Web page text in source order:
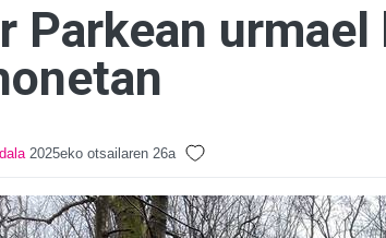
Parkean
2025eko otsailaren 26a